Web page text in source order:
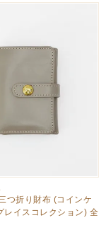
つ折り財布 (コインケ
レイスコレクション) 全